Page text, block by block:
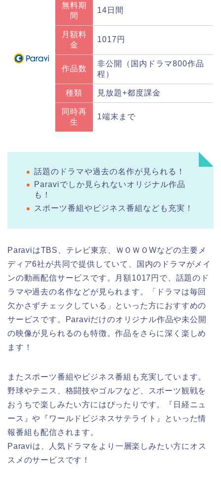
無料期
間
14日間
月額料
金
1017円
作品数
非公開（国内ドラマ800作品
程）
種類 見放題+都度課金
同時再
生
1端末まで
話題のドラマや過去の名作が見られる！
Paraviでしか見られないオリジナル作品
も！
スポーツ番組やビジネス番組なども充実！
ParaviはTBS、テレビ東京、ＷＯＷＯWなどの主要メ
ディア6社が共同で提供していて、国内のドラマがメイ
ンの動画配信サービスです。月額1017円で、話題のド
ラマや過去の名作などが見られます。「ドラマは毎回
欠かさずチェックしている」といった方におすすめの
サービスです。Paraviだけのオリジナル作品や未公開
の映像が見られるのも特徴。作品をさらに深く楽しめ
ます！
またスポーツ番組やビジネス番組も充実しています。
野球やテニス、格闘技やゴルフなど、スポーツ観戦を
おうちで楽しみたい方にはぴったりです。『日経ニュ
ース』や『ワールドビジネスサテライト』といった情
報番組も配信されます。
Paraviは、人気ドラマをより一層楽しみたい方にオス
スメのサービスです！